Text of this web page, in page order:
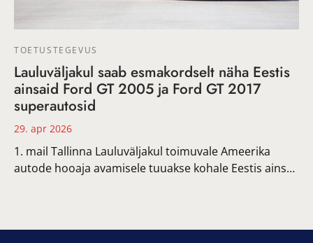
TOETUSTEGEVUS
Lauluväljakul saab esmakordselt näha Eestis
ainsaid Ford GT 2005 ja Ford GT 2017
superautosid
29. apr 2026
1. mail Tallinna Lauluväljakul toimuvale Ameerika
autode hooaja avamisele tuuakse kohale Eestis ains…